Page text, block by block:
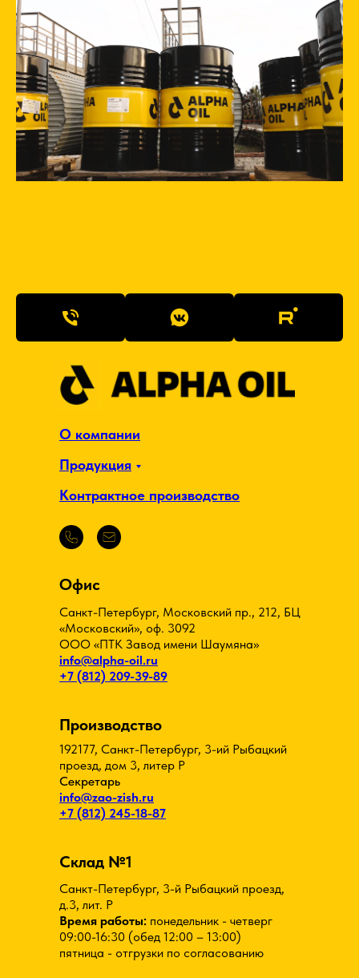
Производство
192177, Санкт-Петербург, 3-ий Рыбацкий
проезд, дом 3, литер Р
Секретарь
info@zao-zish.ru
+7 (812) 245-18-87
Офис
Санкт-Петербург, Московский пр., 212, БЦ
«Московский», оф. 3092
ООО «ПТК Завод имени Шаумяна»
info@alpha-oil.ru
+7 (812) 209-39-89
Склад №1
Санкт-Петербург, 3-й Рыбацкий проезд,
д.3, лит. Р
Время работы: понедельник - четверг
09:00-16:30 (обед 12:00 – 13:00)
пятница - отгрузки по согласованию
Продукция
Контрактное производство
О компании